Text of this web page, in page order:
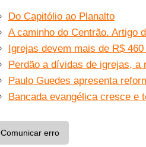
Do Capitólio ao Planalto
A caminho do Centrão. Artigo
Igrejas devem mais de R$
Perdão a dívidas de igrejas, a
Paulo Guedes apresenta
Bancada evangélica cresce e
Comunicar erro